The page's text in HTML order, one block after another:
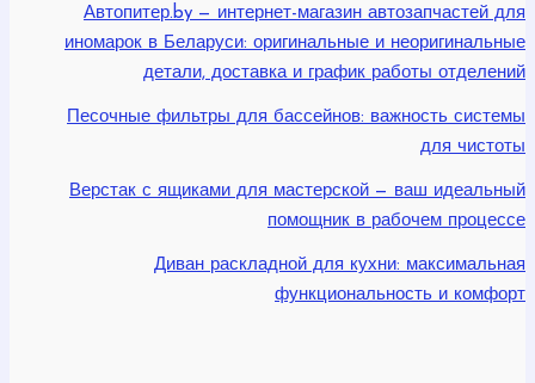
Автопитер.by — интернет-магазин автозапчастей для
иномарок в Беларуси: оригинальные и неоригинальные
детали, доставка и график работы отделений
Песочные фильтры для бассейнов: важность системы
для чистоты
Верстак с ящиками для мастерской — ваш идеальный
помощник в рабочем процессе
Диван раскладной для кухни: максимальная
функциональность и комфорт